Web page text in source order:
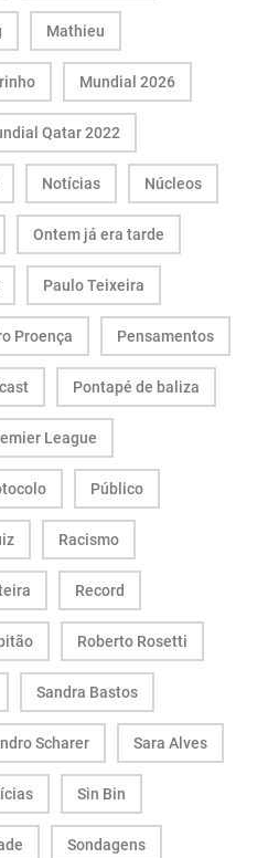
Mathieu
Mundial 2026
Qatar 2022
Notícias Núcleos
Ontem já era tarde
Paulo Teixeira
Proença Pensamentos
Pontapé de baliza
League
Público
Racismo
Record
Roberto Rosetti
Sandra Bastos
Scharer Sara Alves
Sin Bin
Sondagens